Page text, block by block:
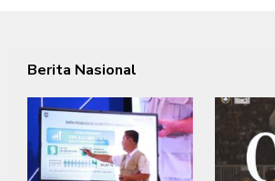
Berita Nasional